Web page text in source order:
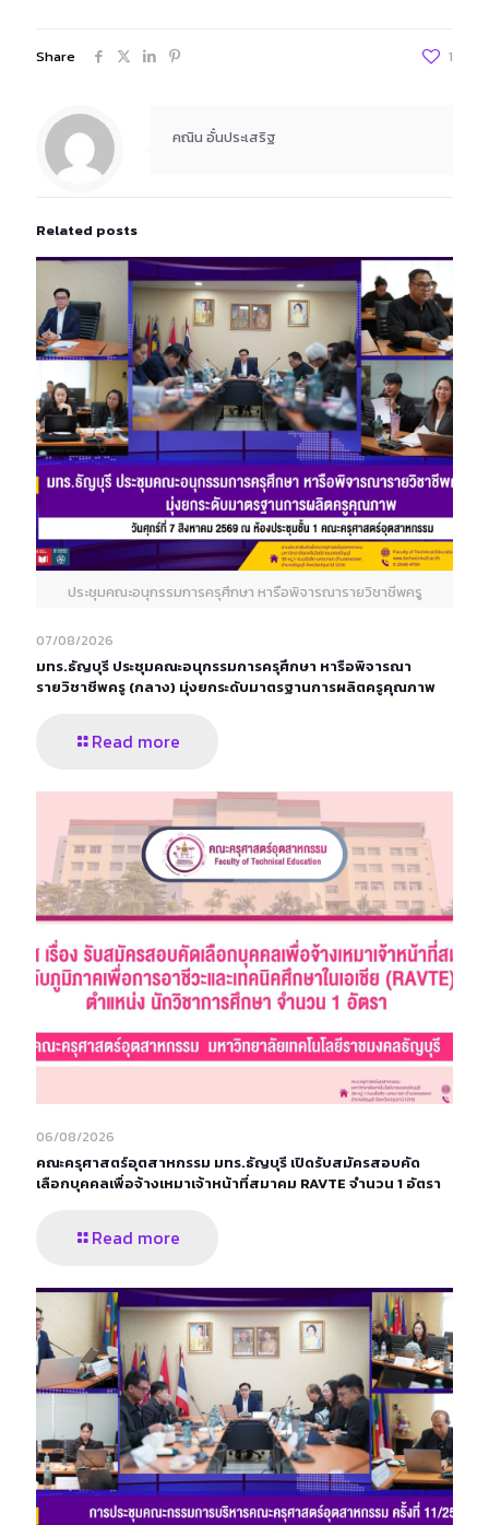
Share 1
คณิน อั๋นประเสริฐ
Related posts
ประชุมคณะอนุกรรมการครุศึกษา หารือพิจารณารายวิชาชีพครู
07/08/2026
มทร.ธัญบุรี ประชุมคณะอนุกรรมการครุศึกษา หารือพิจารณา
รายวิชาชีพครู (กลาง) มุ่งยกระดับมาตรฐานการผลิตครูคุณภาพ
Read more
06/08/2026
คณะครุศาสตร์อุตสาหกรรม มทร.ธัญบุรี เปิดรับสมัครสอบคัด
เลือกบุคคลเพื่อจ้างเหมาเจ้าหน้าที่สมาคม RAVTE จำนวน 1 อัตรา
Read more